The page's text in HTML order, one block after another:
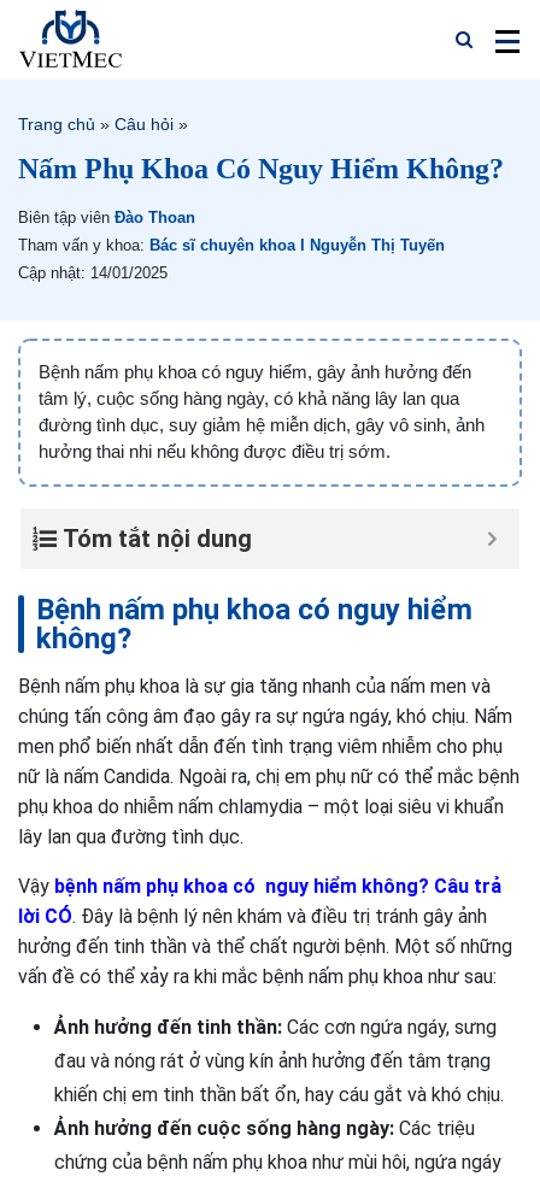
Trang chủ » Câu hỏi »
Nấm Phụ Khoa Có Nguy Hiểm Không?
Biên tập viên Đào Thoan
Tham vấn y khoa: Bác sĩ chuyên khoa I Nguyễn Thị Tuyến
Cập nhật: 14/01/2025
Bệnh nấm phụ khoa có nguy hiểm, gây ảnh hưởng đến
tâm lý, cuộc sống hàng ngày, có khả năng lây lan qua
đường tình dục, suy giảm hệ miễn dịch, gây vô sinh, ảnh
hưởng thai nhi nếu không được điều trị sớm.
Tóm tắt nội dung
Bệnh nấm phụ khoa có nguy hiểm
không?
Bệnh nấm phụ khoa là sự gia tăng nhanh của nấm men và
chúng tấn công âm đạo gây ra sự ngứa ngáy, khó chịu. Nấm
men phổ biến nhất dẫn đến tình trạng viêm nhiễm cho phụ
nữ là nấm Candida. Ngoài ra, chị em phụ nữ có thể mắc bệnh
phụ khoa do nhiễm nấm chlamydia – một loại siêu vi khuẩn
lây lan qua đường tình dục.
Vậy bệnh nấm phụ khoa có nguy hiểm không? Câu trả
lời CÓ. Đây là bệnh lý nên khám và điều trị tránh gây ảnh
hưởng đến tinh thần và thể chất người bệnh. Một số những
vấn đề có thể xảy ra khi mắc bệnh nấm phụ khoa như sau:
Ảnh hưởng đến tinh thần: Các cơn ngứa ngáy, sưng
đau và nóng rát ở vùng kín ảnh hưởng đến tâm trạng
khiến chị em tinh thần bất ổn, hay cáu gắt và khó chịu.
Ảnh hưởng đến cuộc sống hàng ngày: Các triệu
chứng của bệnh nấm phụ khoa như mùi hôi, ngứa ngáy